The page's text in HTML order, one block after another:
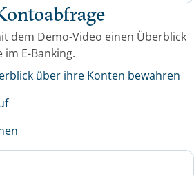
dem Demo-Video einen Überblick
E-Banking.
über ihre Konten bewahren